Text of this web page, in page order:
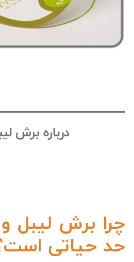
درباره برش
چرا برش لیبل
حد حیاتی